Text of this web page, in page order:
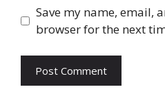
Save my name, email,
browser for the next